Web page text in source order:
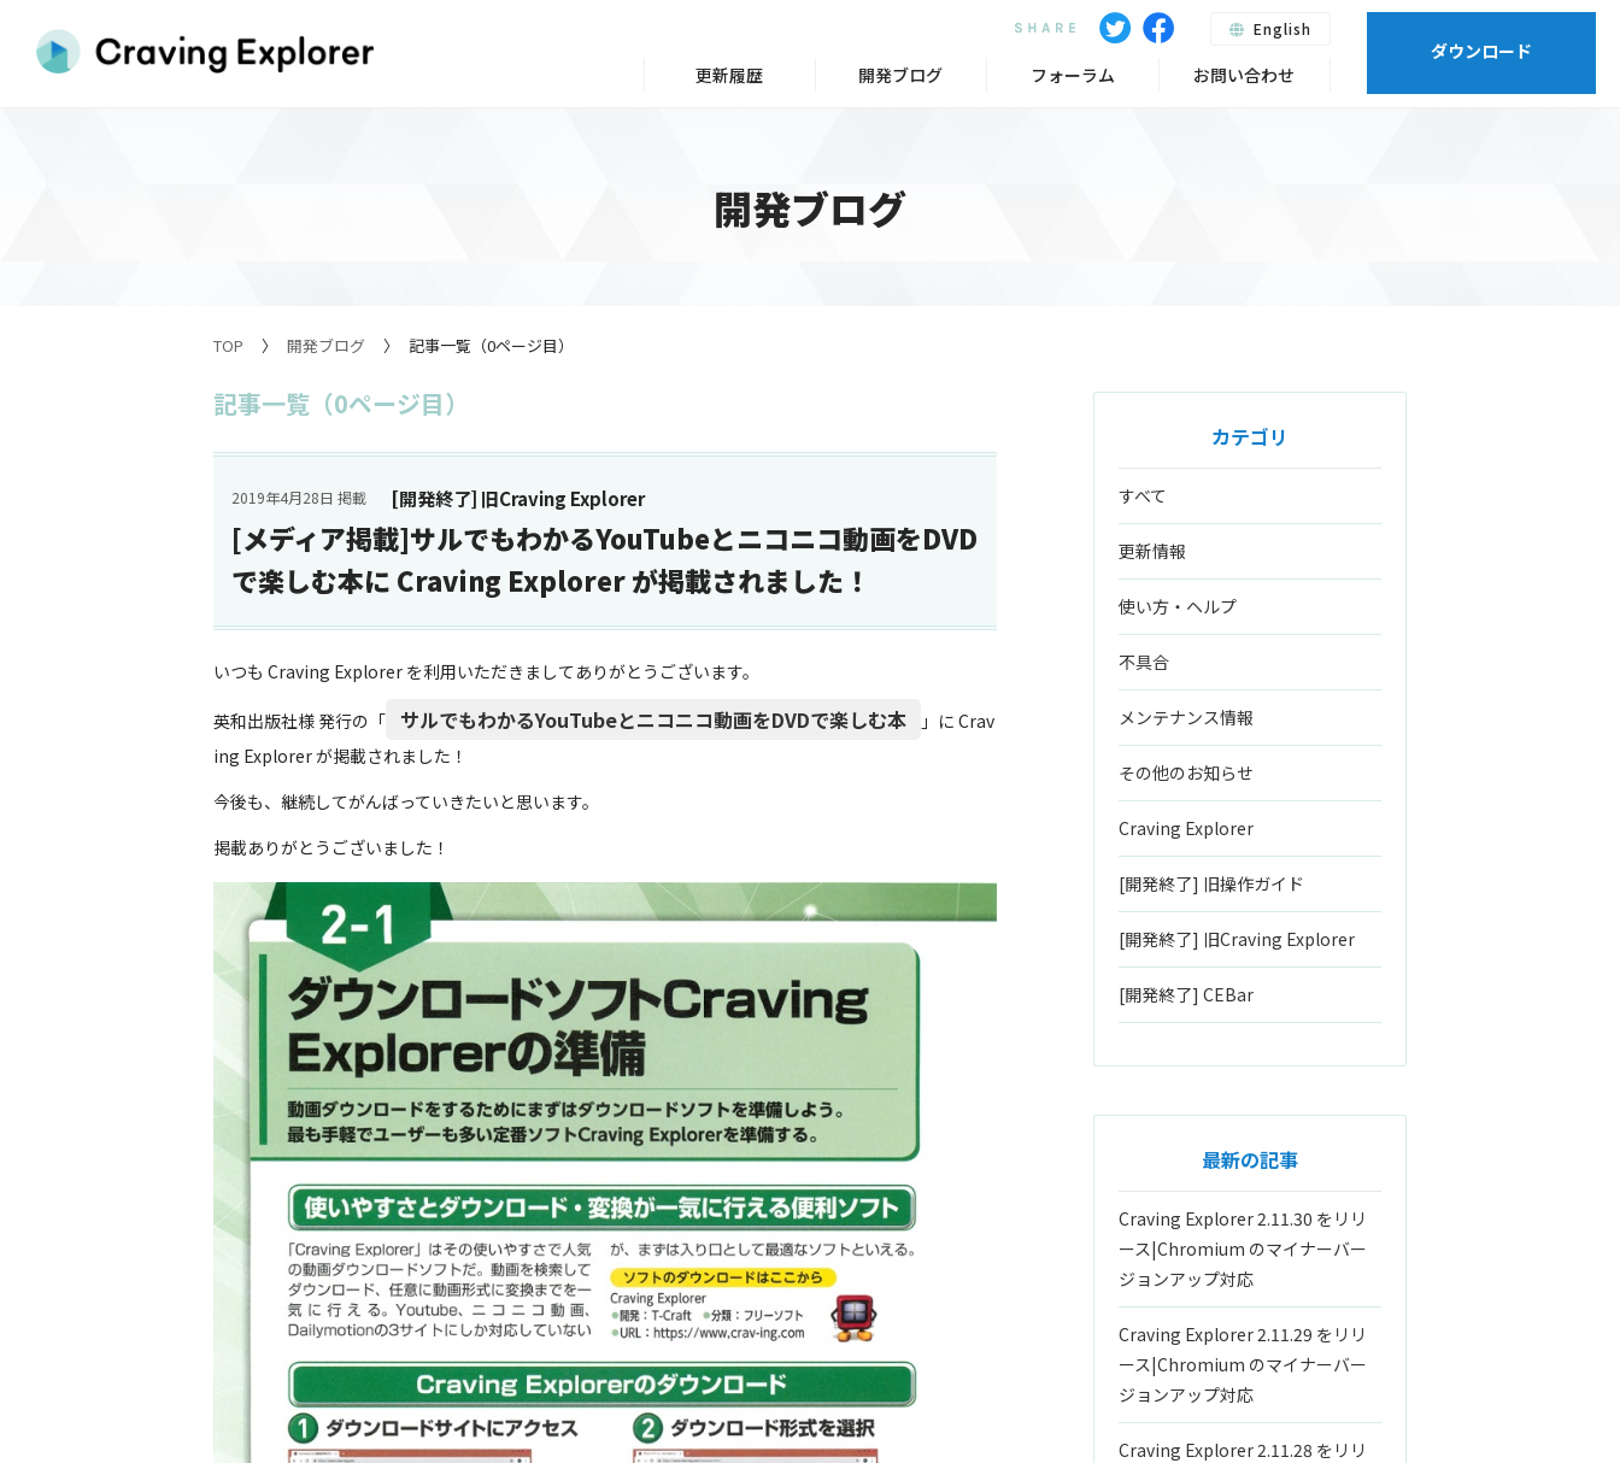
開発ブログ
TOP 開発ブログ 記事一覧（0ページ目）
記事一覧（0ページ目）
[開発終了] 旧Craving Explorer
2019年4月28日 掲載
[メディア掲載]サルでもわかるYouTubeとニコニコ動画をDVD
で楽しむ本に Craving Explorer が掲載されました！
いつも Craving Explorer を利用いただきましてありがとうございます。
英和出版社様 発行の「 サルでもわかるYouTubeとニコニコ動画をDVDで楽しむ本
」に Crav
ing Explorer が掲載されました！
今後も、継続してがんばっていきたいと思います。
掲載ありがとうございました！
カテゴリ
すべて
更新情報
使い方・ヘルプ
不具合
メンテナンス情報
その他のお知らせ
Craving Explorer
[開発終了] 旧操作ガイド
[開発終了] 旧Craving Explorer
[開発終了] CEBar
最新の記事
Craving Explorer 2.11.30 をリリ
ース|Chromium のマイナーバー
ジョンアップ対応
Craving Explorer 2.11.29 をリリ
ース|Chromium のマイナーバー
ジョンアップ対応
Craving Explorer 2.11.28 をリリ
ダウンロード
English
更新履歴 開発ブログ フォーラム お問い合わせ